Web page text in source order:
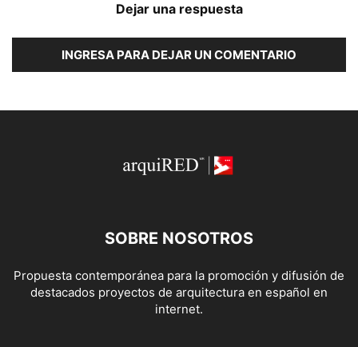
Dejar una respuesta
INGRESA PARA DEJAR UN COMENTARIO
SOBRE NOSOTROS
Propuesta contemporánea para la promoción y difusión de
destacados proyectos de arquitectura en español en
internet.